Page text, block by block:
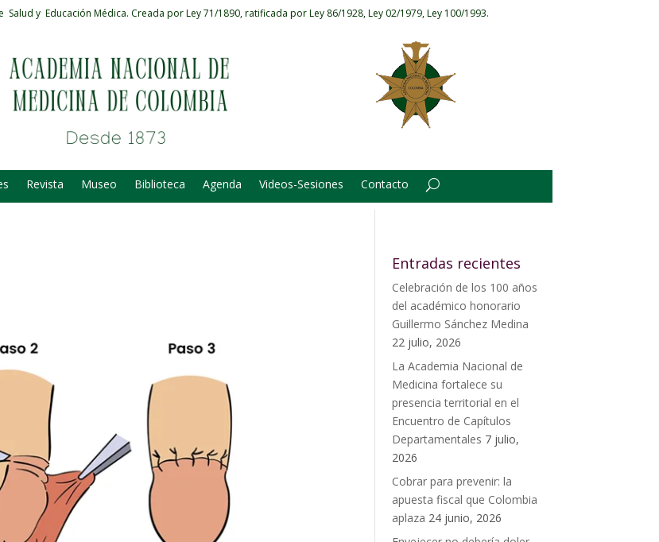
Salud y Educación Médica. Creada por Ley 71/1890, ratificada por Ley 86/1928, Ley 02/1979, Ley 100/1993.
Revista Museo Biblioteca Agenda Videos-Sesiones Contacto
Entradas recientes
Celebración de los 100 años
del académico honorario
Guillermo Sánchez Medina
22 julio, 2026
La Academia Nacional de
Medicina fortalece su
presencia territorial en el
Encuentro de Capítulos
Departamentales 7 julio,
2026
Cobrar para prevenir: la
apuesta fiscal que Colombia
aplaza 24 junio, 2026